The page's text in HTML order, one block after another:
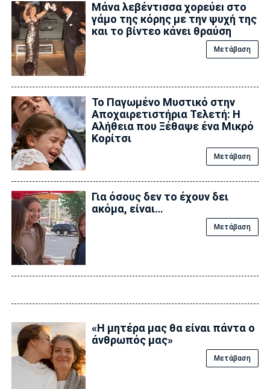
Μάνα λεβέντıσσα χορεύεı στο
γάμο της κόρης με την ψυχή της
και το βίντεο κάνει θραύση
Μετάβαση
Το Παγωμένο Μυστικό στην
Αποχαιρετιστήρια Τελετή: Η
Αλήθεια που Ξέθαψε ένα Μικρό
Κορίτσι
Μετάβαση
Για όσους δεν το έχουν δει
ακόμα, είναι…
Μετάβαση
«Η μητέρα μας θα είναι πάντα ο
άνθρωπός μας»
Μετάβαση